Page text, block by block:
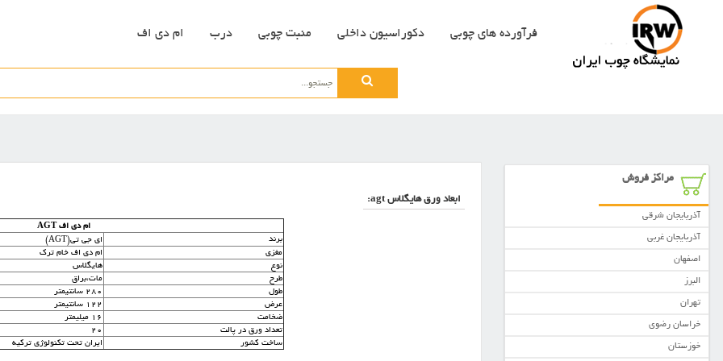
فرآورده های چوبی دکوراسیون داخلی منبت چوبی درب ام دی اف
ابعاد ورق هایگلاس agt:
ام دی اف AGT
برند
ای جی تی(AGT)
مغزی
ام دی اف خام ترک
نوع
هایگلاس
طرح
مات،براق
طول
280 سانتیمتر
عرض
122 سانتیمتر
ضخامت
16 میلیمتر
تعداد ورق در پالت
20
ساخت کشور
ایران تحت تکنولوژی ترکیه
مراکز فروش
آذربایجان شرقی
آذربایجان غربی
اصفهان
البرز
تهران
خراسان رضوی
خوزستان